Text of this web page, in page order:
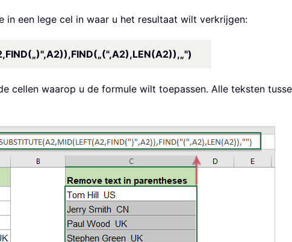
in een lege cel in waar u het resultaat wilt verkrijgen:
cellen waarop u de formule wilt toepassen. Alle teksten